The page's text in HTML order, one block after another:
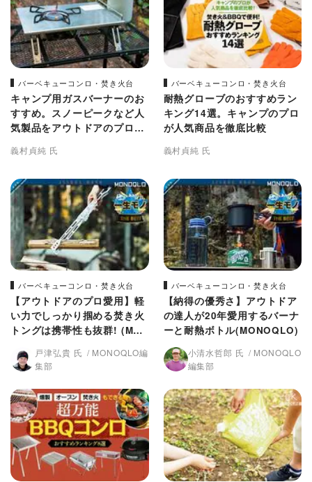
バーベキューコンロ・焚き火台
キャンプ用ガスバーナーのお
すすめ。スノーピークなど人
気製品をアウトドアのプロが
義村貞純 氏
バーベキューコンロ・焚き火台
耐熱グローブのおすすめラン
キング14選。キャンプのプロ
が人気商品を徹底比較
義村貞純 氏
バーベキューコンロ・焚き火台
【アウトドアのプロ愛用】軽
い力でしっかり掴める焚き火
トングは携帯性も抜群! (MO
戸津弘貴 氏
MONOQLO編
集部
バーベキューコンロ・焚き火台
【納得の優秀さ】アウトドア
の達人が20年愛用するバーナ
ーと耐熱ボトル(MONOQLO)
小清水哲郎 氏
MONOQLO
編集部